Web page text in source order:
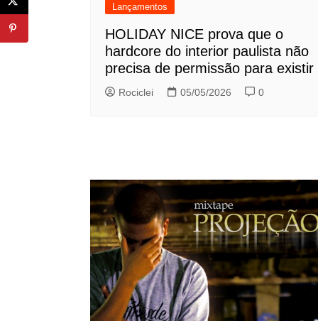
Lançamentos
HOLIDAY NICE prova que o
hardcore do interior paulista não
precisa de permissão para existir
Rociclei 05/05/2026 0